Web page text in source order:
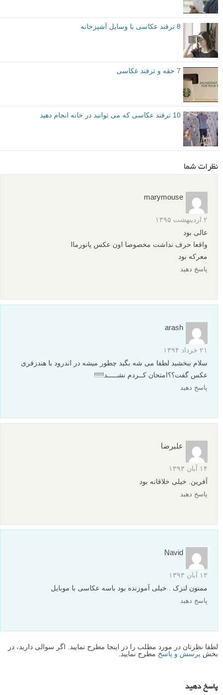
8 ترفند عکاسی با وسایل آشپزخانه
7 حقه و ترفند عکاسی
10 ترفند عکاسی که می توانید در خانه انجام دهید
نظرات شما
marymouse
۲ اردیبهشت ۱۳۹۵
عالی بود
واقعا حرف نداشت مخصوصا اون عکس پانورماا
معرکه بود
پاسخ دهید
arash
۲۱ خرداد ۱۳۹۴
سلام ببخشید لطفا می شه بگید چطور میشه در اندرود با هندزفری
عکس گفت؟؟امتحان کــردم نشـــــد!!!!!
پاسخ دهید
علیرضا
۱۴ آبان ۱۳۹۳
آفرین. خیلی خلاقانه بود
پاسخ دهید
Navid
۱۳ آبان ۱۳۹۳
ممنون لنزک . خیلی آموزنده بود باسه عکاسی با موبایل
پاسخ دهید
لطفا نظرتان در مورد مطلب را در اینجا مطرح نمایید. اگر سوالی دارید، در
بخش پرسش و پاسخ مطرح نمایید.
پاسخ دهید